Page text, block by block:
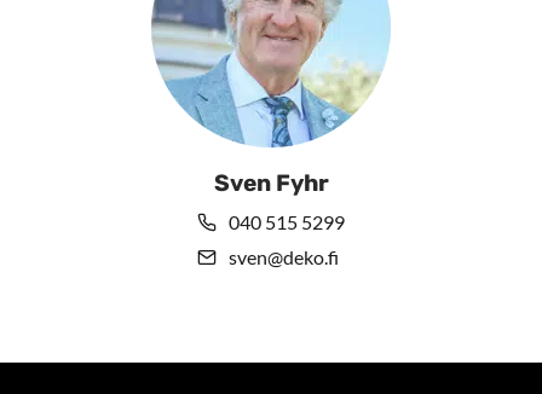
Sven Fyhr
040 515 5299
sven@deko.fi